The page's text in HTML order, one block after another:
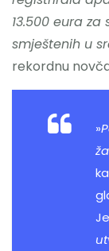
13.500 eura
smještenih u
rekordnu
»